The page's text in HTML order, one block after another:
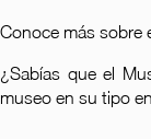
Camino
Conoce más sobre
¿Sabías que el
museo en su tipo